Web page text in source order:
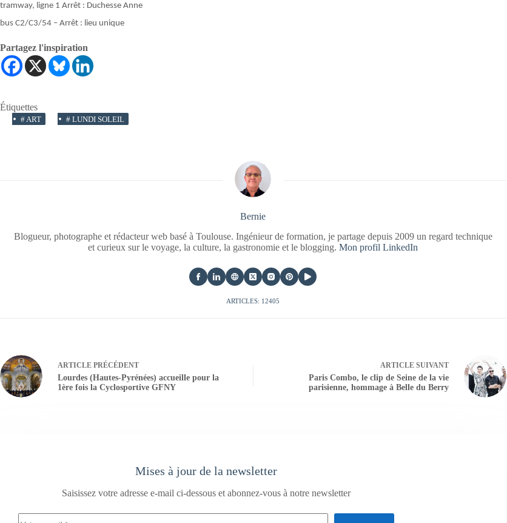
tramway, ligne 1 Arrêt : Duchesse Anne
bus C2/C3/54 – Arrêt : lieu unique
Partagez l'inspiration
Étiquettes
# ART # LUNDI SOLEIL
Bernie
Blogueur, photographe et rédacteur web basé à Toulouse. Ingénieur de formation, je partage depuis 2009 un regard technique
et curieux sur le voyage, la culture, la gastronomie et le blogging.Mon profil LinkedIn
ARTICLES: 12405
ARTICLE PRÉCÉDENT
Lourdes (Hautes-Pyrénées) accueille pour la
1ère fois la Cyclosportive GFNY
ARTICLESUIVANT
Paris Combo, le clip de Seine de la vie
parisienne, hommage à Belle du Berry
Mises à jour de la newsletter
Saisissez votre adresse e-mail ci-dessous et abonnez-vous à notre newsletter